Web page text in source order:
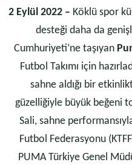
2 Eylül 2022 – Köklü spor
desteği daha da
Cumhuriyeti’ne taşıyan
Futbol Takımı için
sahne aldığı bir
güzelliğiyle büyük beğeni
Sali, sahne
Futbol Federasyonu
PUMA Türkiye Genel